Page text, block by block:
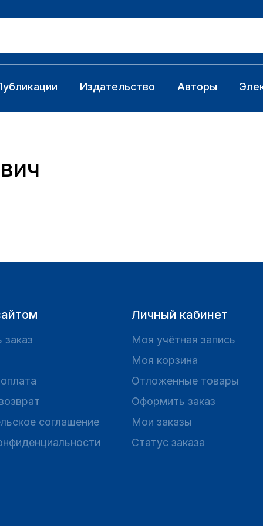
Издательство Авторы
заказ
соглашение
Личный кабинет
Моя учётная запись
Моя корзина
Отложенные товары
Оформить заказ
Мои заказы
Статус заказа